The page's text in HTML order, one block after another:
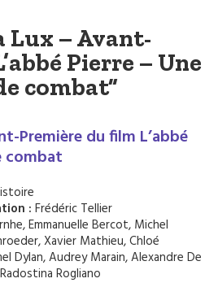
Lux – Avant-
Pierre – Une
combat”
Première du film L’abbé
combat
: Frédéric Tellier
Emmanuelle Bercot, Michel
Xavier Mathieu, Chloé
Dylan, Audrey Marain, Alexandre De
Rogliano